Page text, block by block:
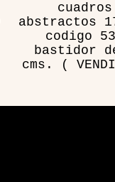
cuadros
abstractos
codigo
bastidor
cms. (